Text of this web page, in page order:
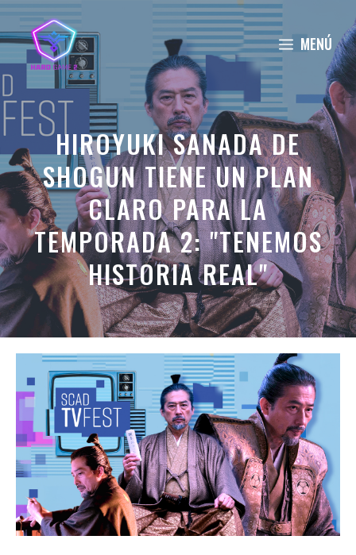
Saltar
al
contenido
MENÚ
HIROYUKI SANADA DE
SHOGUN TIENE UN PLAN
CLARO PARA LA
TEMPORADA 2: "TENEMOS
HISTORIA REAL"